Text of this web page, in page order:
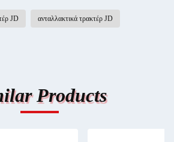
JD ανταλλακτικά τρακτέρ JD
Products